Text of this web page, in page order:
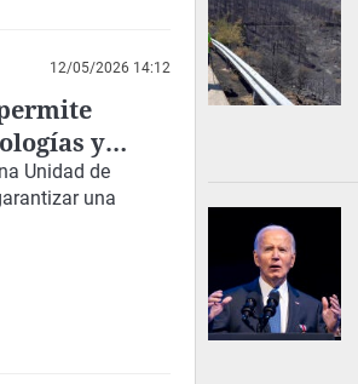
12/05/2026 14:12
y
Unidad de
una